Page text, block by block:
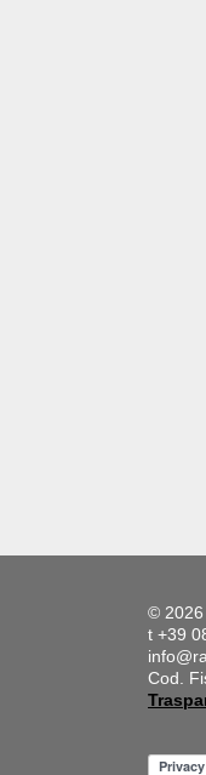
© 2026
t +39
Cod.